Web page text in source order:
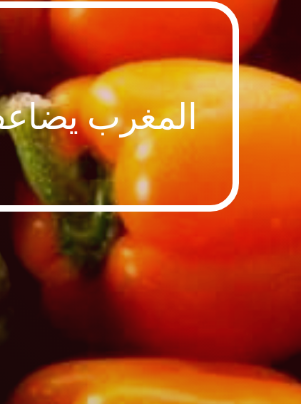
المغرب